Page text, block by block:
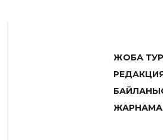
ЖОБА
ЖАРНАМА